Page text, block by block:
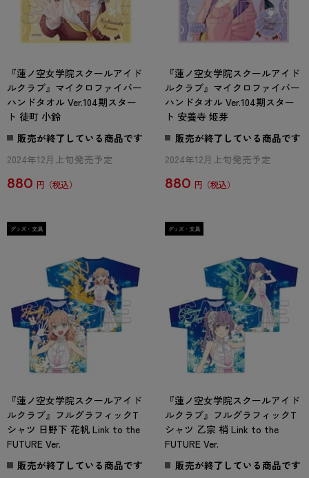
『蓮ノ空女学院スクールアイド
ルクラブ』マイクロファイバー
ハンドタオル Ver.104期スター
ト 徒町 小鈴
販売が終了している商品です
2024年12月上旬発売予定
880 円
『蓮ノ空女学院スクールアイド
ルクラブ』マイクロファイバー
ハンドタオル Ver.104期スター
ト 安養寺 姫芽
販売が終了している商品です
2024年12月上旬発売予定
880 円
『蓮ノ空女学院スクールアイド
ルクラブ』フルグラフィックT
シャツ 日野下 花帆 Link to the
FUTURE Ver.
販売が終了している商品です
『蓮ノ空女学院スクールアイド
ルクラブ』フルグラフィックT
シャツ 乙宗 梢 Link to the
FUTURE Ver.
販売が終了している商品です